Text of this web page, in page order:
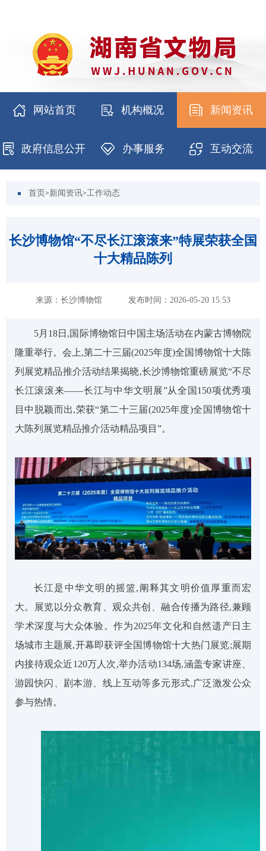
网站首页 机构概况 新闻资讯
政府信息公开 办事服务 互动交流
首页 >新闻资讯>工作动态
长沙博物馆“不尽长江滚滚来”特展荣获全国
十大精品陈列
来源：长沙博物馆 发布时间：2026-05-20 15:53
5月18日,国际博物馆日中国主场活动在内蒙古博物院
隆重举行。会上,第二十三届(2025年度)全国博物馆十大陈
列展览精品推介活动结果揭晓,长沙博物馆重磅展览“不尽
长江滚滚来——长江与中华文明展”从全国 150项优秀项
目中脱颖而出,荣获“第二十三届(2025年度)全国博物馆十
大陈列展览精品推介活动精品项目”。
长江是中华文明的摇篮,阐释其文明价值厚重而宏
大。展览以分众教育、观众共创、融合传播为路径,兼顾
学术深度与大众体验。作为2025年文化和自然遗产日主
场城市主题展,开幕即获评全国博物馆十大热门展览;展期
内接待观众近120万人次,举办活动134场,涵盖专家讲座、
游园快闪、剧本游、线上互动等多元形式,广泛激发公众
参与热情。